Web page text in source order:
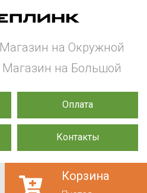
Оплата
Контакты
Магазин на Окружной
Магазин на Большой
Корзина